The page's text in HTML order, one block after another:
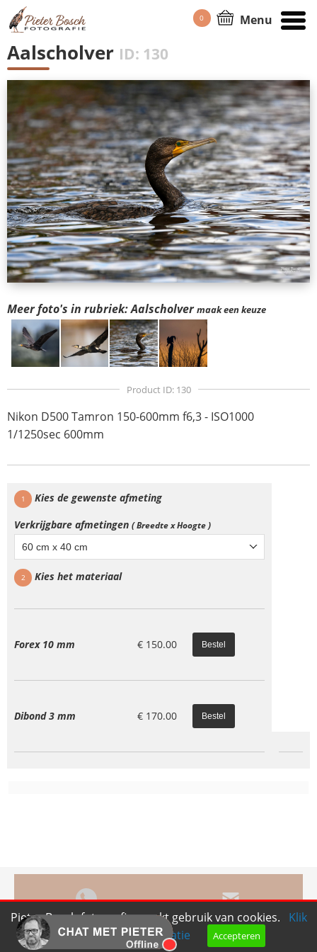
0 Menu
HOME/PORTFOLIO
Aalscholver ID: 130
Meer foto's in rubriek: Aalscholvermaak een keuze
Product ID: 130
Nikon D500 Tamron 150-600mm f6,3 - ISO1000
1/1250sec 600mm
1
Kies de gewenste afmeting
Verkrijgbare afmetingen ( Breedte x Hoogte )
60 cm x 40 cm
2 Kies het materiaal
Forex 10 mm € 150.00
Dibond 3 mm € 170.00
Bel ons Mail ons
Pieter Bosch fotografie maakt gebruik van cookies.
Klik
hier voor meer informatie
Accepteren